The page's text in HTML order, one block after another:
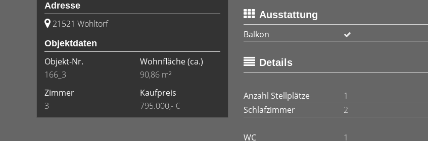
Adresse
21521 Wohltorf
Objektdaten
Objekt-Nr.
166_3
Wohnfläche(ca.)
90,86 m²
Zimmer
3
Kaufpreis
795.000,- €
Ausstattung
Balkon
Details
Anzahl Stellplätze 1
Schlafzimmer
2
WC 1